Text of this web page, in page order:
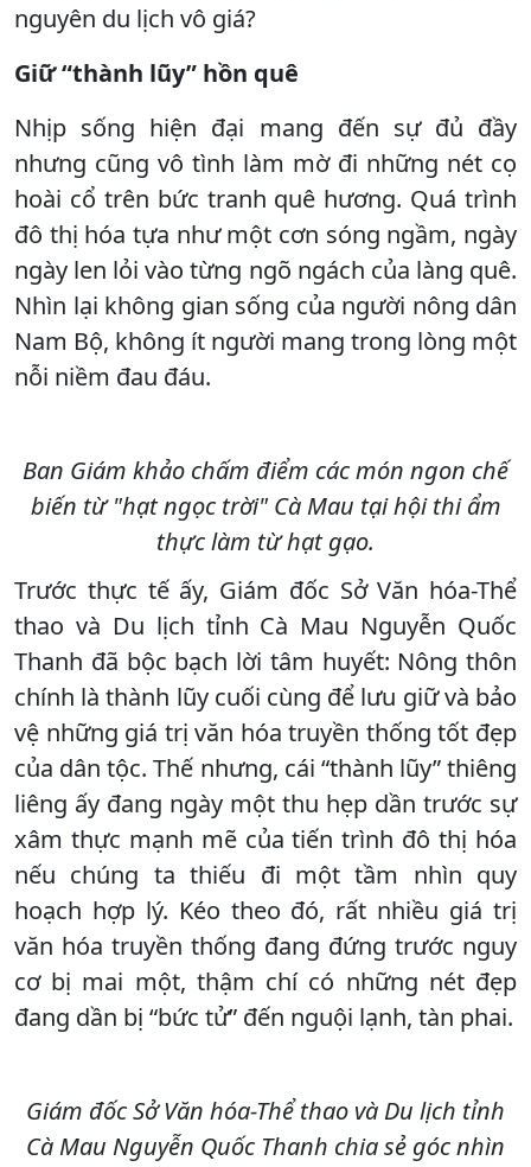
nguyên du lịch vô giá?
Giữ “thành lũy” hồn quê
Nhịp sống hiện đại mang đến sự đủ đầy
nhưng cũng vô tình làm mờ đi những nét cọ
hoài cổ trên bức tranh quê hương. Quá trình
đô thị hóa tựa như một cơn sóng ngầm, ngày
ngày len lỏi vào từng ngõ ngách của làng quê.
Nhìn lại không gian sống của người nông dân
Nam Bộ, không ít người mang trong lòng một
nỗi niềm đau đáu.
Ban Giám khảo chấm điểm các món ngon chế
biến từ "hạt ngọc trời" Cà Mau tại hội thi ẩm
thực làm từ hạt gạo.
Trước thực tế ấy, Giám đốc Sở Văn hóa-Thể
thao và Du lịch tỉnh Cà Mau Nguyễn Quốc
Thanh đã bộc bạch lời tâm huyết: Nông thôn
chính là thành lũy cuối cùng để lưu giữ và bảo
vệ những giá trị văn hóa truyền thống tốt đẹp
của dân tộc. Thế nhưng, cái “thành lũy” thiêng
liêng ấy đang ngày một thu hẹp dần trước sự
xâm thực mạnh mẽ của tiến trình đô thị hóa
nếu chúng ta thiếu đi một tầm nhìn quy
hoạch hợp lý. Kéo theo đó, rất nhiều giá trị
văn hóa truyền thống đang đứng trước nguy
cơ bị mai một, thậm chí có những nét đẹp
đang dần bị “bức tử” đến nguội lạnh, tàn phai.
Giám đốc Sở Văn hóa-Thể thao và Du lịch tỉnh
Cà Mau Nguyễn Quốc Thanh chia sẻ góc nhìn